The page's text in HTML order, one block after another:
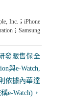
Inc. ； iPhone
； Samsung
發販售保全
與e-Watch,
依據內華達
e-Watch)，